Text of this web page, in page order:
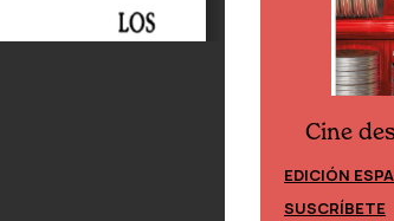
Cine
EDICIÓN
SUSCRÍBETE